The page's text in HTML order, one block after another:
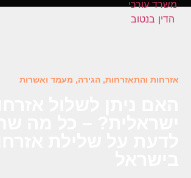
אזרחות והתאזרחות, הגירה, מעמד ואשרות